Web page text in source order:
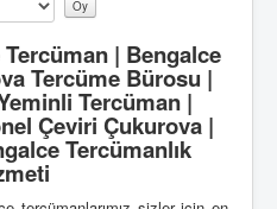
| Bengalce
Tercüme Bürosu |
Tercüman |
Çeviri Çukurova |
Tercümanlık